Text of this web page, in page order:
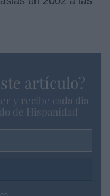
artículo?
y recibe cada dia
de Hispanidad